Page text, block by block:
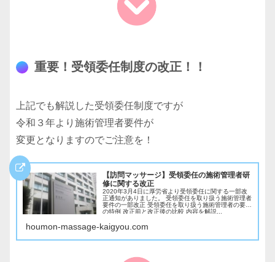
重要！受領委任制度の改正！！
上記でも解説した受領委任制度ですが
令和３年より施術管理者要件が
変更となりますのでご注意を！
【訪問マッサージ】受領委任の施術管理者研
修に関する改正
2020年3月4日に厚労省より受領委任に関する一部改
正通知がありました。 受領委任を取り扱う施術管理者
要件の一部改正 受領委任を取り扱う施術管理者の要件
の特例 改正前と改正後の比較 内容を解説...
houmon-massage-kaigyou.com